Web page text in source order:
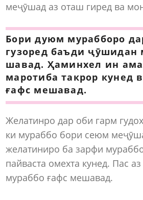
меҷӯшад аз оташ гиред ва
Бори дуюм мурабборо
гузоред баъди ҷӯшидан
шавад. Ҳаминхел ин
маротиба такрор кунед
ғафс мешавад.
Желатинро дар оби гарм
ки мураббо бори сеюм
желатиниро ба зарфи
пайваста омехта кунед. Пас
мураббо ғафс мешавад.